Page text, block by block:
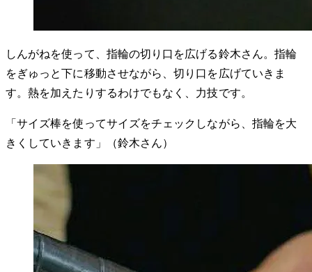
しんがねを使って、指輪の切り口を広げる鈴木さん。指輪
をぎゅっと下に移動させながら、切り口を広げていきま
す。熱を加えたりするわけでもなく、力技です。
「サイズ棒を使ってサイズをチェックしながら、指輪を大
きくしていきます」（鈴木さん）